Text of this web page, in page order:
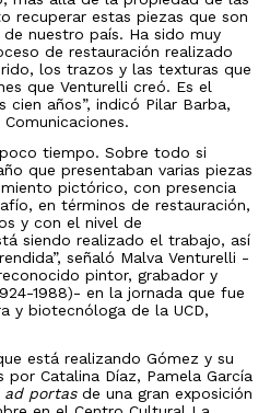
recuperar estas piezas que son
nuestro país. Ha sido muy
de restauración realizado
los trazos y las texturas que
que Venturelli creó. Es el
años”, indicó Pilar Barba,
tiempo. Sobre todo si
que presentaban varias piezas
pictórico, con presencia
en términos de restauración,
y con el nivel de
siendo realizado el trabajo, así
señaló Malva Venturelli -
pintor, grabador y
1988)- en la jornada que fue
y biotecnóloga de la UCD,
está realizando Gómez y su
Catalina Díaz, Pamela García
ad portasde una gran exposición